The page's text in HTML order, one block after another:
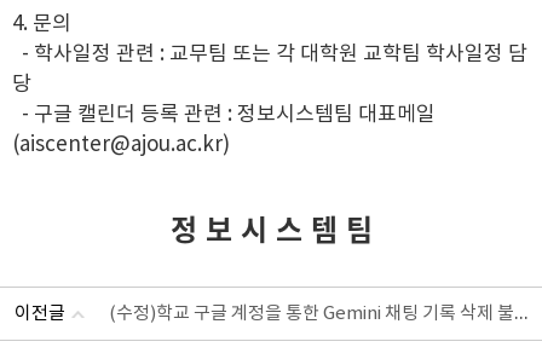
4. 문의
- 학사일정 관련 : 교무팀 또는 각 대학원 교학팀 학사일정 담
당
- 구글 캘린더 등록 관련 : 정보시스템팀 대표메일
(aiscenter@ajou.ac.kr)
정 보 시 스 템 팀
이전글 (수정)학교 구글 계정을 통한 Gemini 채팅 기록 삭제 불가 안내